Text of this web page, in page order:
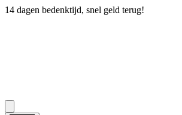
14 dagen bedenktijd, snel geld terug!